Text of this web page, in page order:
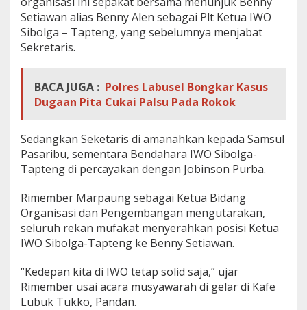
Setiawan alias Benny Alen sebagai Plt Ketua IWO
Sibolga – Tapteng, yang sebelumnya menjabat
Sekretaris.
BACA JUGA : Polres Labusel Bongkar Kasus
Dugaan Pita Cukai Palsu Pada Rokok
Sedangkan Seketaris di amanahkan kepada Samsul
Pasaribu, sementara Bendahara IWO Sibolga-
Tapteng di percayakan dengan Jobinson Purba.
Rimember Marpaung sebagai Ketua Bidang
Organisasi dan Pengembangan mengutarakan,
seluruh rekan mufakat menyerahkan posisi Ketua
IWO Sibolga-Tapteng ke Benny Setiawan.
“Kedepan kita di IWO tetap solid saja,” ujar
Rimember usai acara musyawarah di gelar di Kafe
Lubuk Tukko, Pandan.